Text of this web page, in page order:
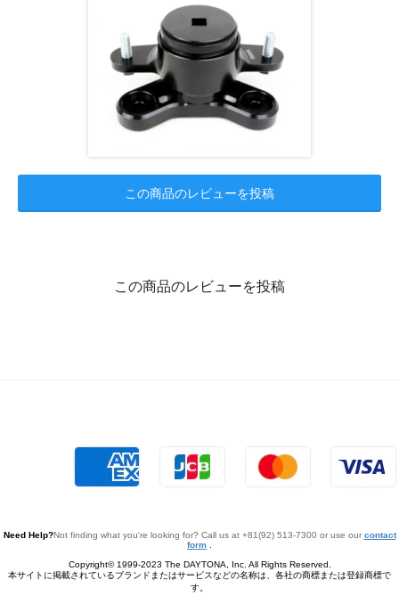
この商品のレビューを投稿
この商品のレビューを投稿
Need Help?Not finding what you're looking for? Call us at +81(92) 513-7300 or use our contact
form
Copyright© 1999-2023 The DAYTONA, Inc. All Rights Reserved.
本サイトに掲載されているブランドまたはサービスなどの名称は、各社の商標または登録商標で
す。